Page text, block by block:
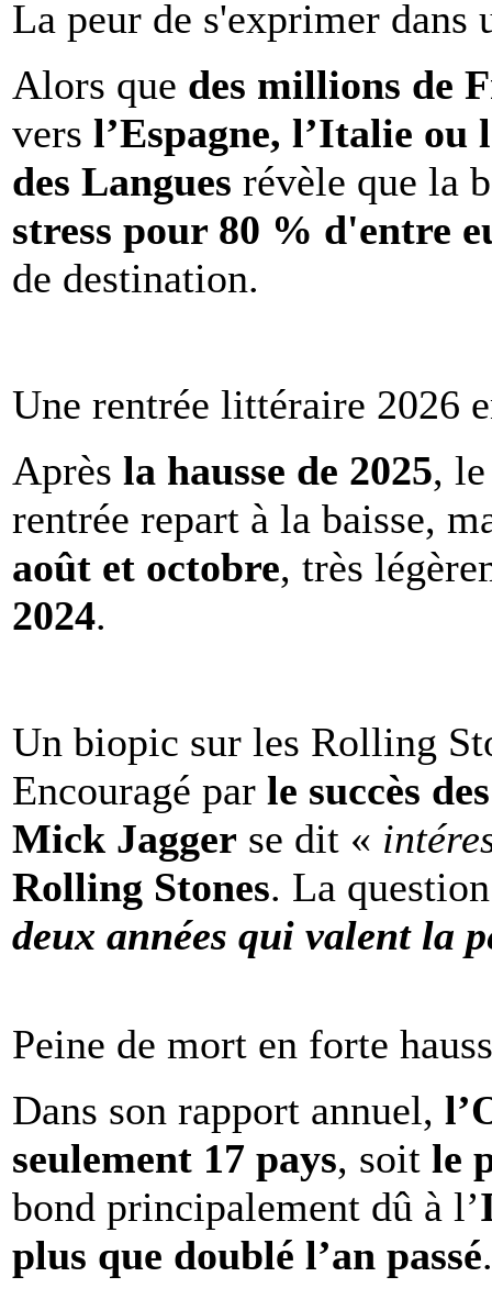
La peur de s'exprimer dans
Alors que des millions de
vers l’Espagne, l’Italie ou
des Langues révèle que la
stress pour 80 % d'entre
de destination.
Une rentrée littéraire 2026
Après la hausse de 2025,
rentrée repart à la baisse,
août et octobre, très
2024.
Un biopic sur les Rolling
Encouragé par le succès
Mick Jagger se dit «
Rolling Stones. La
deux années qui valent la
Peine de mort en forte
Dans son rapport annuel,
seulement 17 pays, soit le
bond principalement dû à l’
plus que doublé l’an passé.